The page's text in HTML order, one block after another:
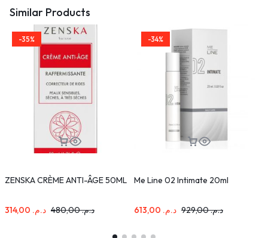
Similar Products
-35%
ZENSKA CRÈME ANTI-ÂGE 50ML
د.م. د.م.480,00
-34%
Me Line 02 Intimate 20ml
د.م. د.م.929,00